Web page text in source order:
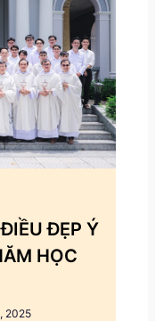
ĐẸP Ý
HỌC
2025